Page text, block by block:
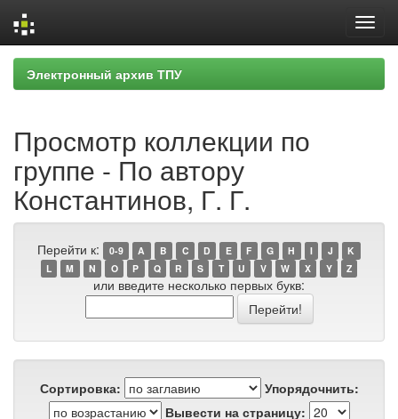
Skip
navigation
Электронный архив ТПУ
Просмотр коллекции по
группе - По автору
Константинов, Г. Г.
Перейти к: 0-9 A B C D E F G H I J
K
L
M N O P Q R S T U V W X Y Z
или введите несколько первых букв:
Сортировка:
Упорядочнить:
Вывести на страницу: